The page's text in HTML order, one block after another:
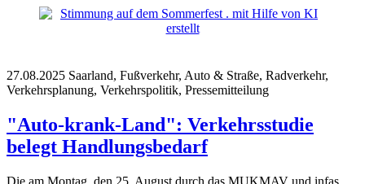
27.08.2025 Saarland, Fußverkehr, Auto & Straße, Radverkehr,
Verkehrsplanung, Verkehrspolitik, Pressemitteilung
"Auto-krank-Land": Verkehrsstudie
belegt Handlungsbedarf
Die am Montag, den 25. August durch das MUKMAV und infas